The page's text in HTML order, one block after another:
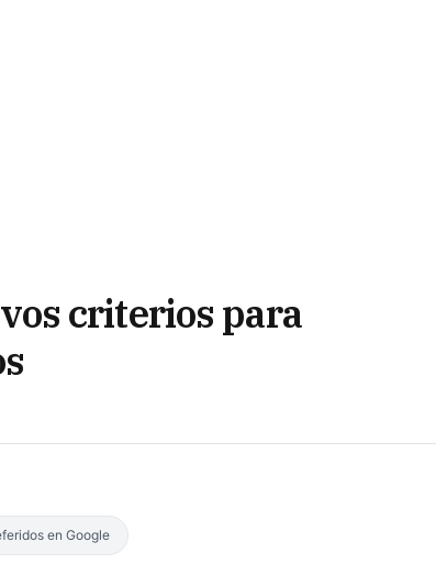
criterios para
en Google